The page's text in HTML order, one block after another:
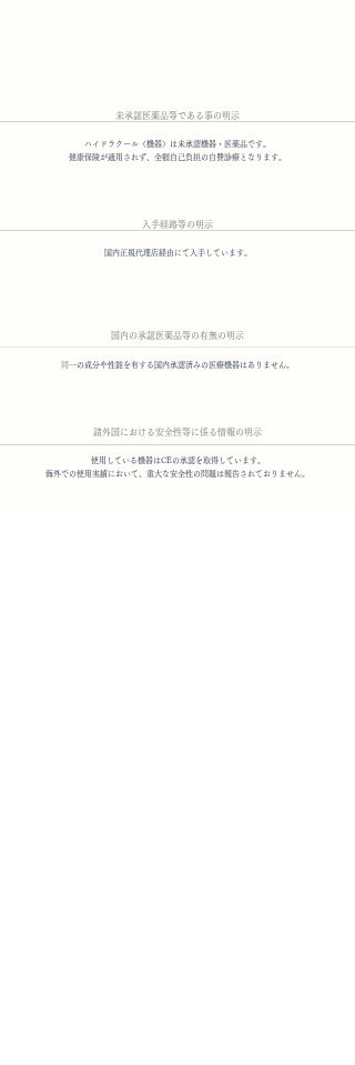
​未承認医薬品等である事の明示
ハイドラクール（機器）は未承認機器・医薬品です。
健康保険が適用されず、全額自己負担の自費診療となります。
入手経路等の明示
国内正規代理店経由にて入手しています。
国内の承認医薬品等の有無の明示
​ 同一の成分や性能を有する国内承認済みの医療機器はありません。
諸外国における安全性等に係る情報の明示
使用している機器はCEの承認を取得しています。
海外での使用実績において、重大な安全性の問題は報告されておりません。